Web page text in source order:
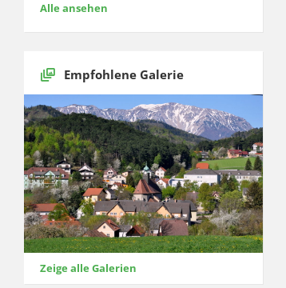
Alle ansehen
Empfohlene Galerie
Zeige alle Galerien